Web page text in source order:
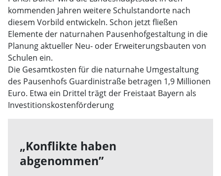
kommenden Jahren weitere Schulstandorte nach
diesem Vorbild entwickeln. Schon jetzt fließen
Elemente der naturnahen Pausenhofgestaltung in die
Planung aktueller Neu- oder Erweiterungsbauten von
Schulen ein.
Die Gesamtkosten für die naturnahe Umgestaltung
des Pausenhofs Guardinistraße betragen 1,9 Millionen
Euro. Etwa ein Drittel trägt der Freistaat Bayern als
Investitionskostenförderung
„Konflikte haben
abgenommen”